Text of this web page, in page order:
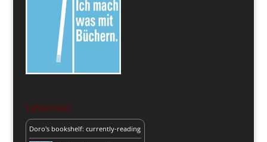
Leseliste
Doro's bookshelf: currently-reading